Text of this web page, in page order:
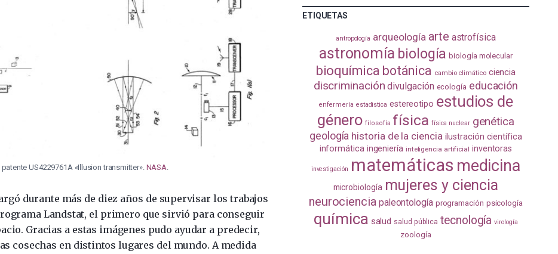
US4229761A «Illusion transmitter». NASA.
durante más de diez años de supervisar los trabajos
Landstat, el primero que sirvió para conseguir
Gracias a estas imágenes pudo ayudar a predecir,
cosechas en distintos lugares del mundo. A medida
ETIQUETAS
antropología arqueología arte astrofísica
astronomía biología biología molecular
bioquímica botánica cambio climático ciencia
discriminación divulgación ecología educación
enfermería estadistica estereotipo estudios de
género filosofía física física nuclear genética
geología historia de la ciencia ilustración científica
informática ingeniería inteligencia artificial inventoras
investigación matemáticas medicina
microbiología mujeres y ciencia
neurociencia paleontología programación psicología
química salud salud pública tecnología virología
zoología